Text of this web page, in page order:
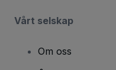
Vårt selskap
Om oss